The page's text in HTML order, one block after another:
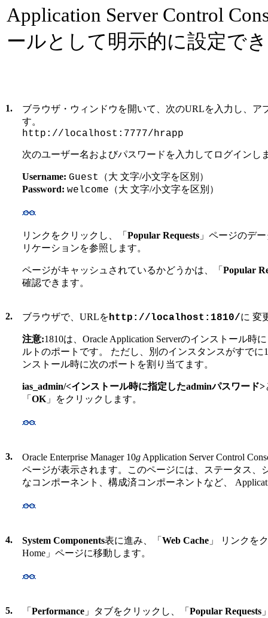
Application Server Control
ールとして明示的に設定で
1.
ブラウザ・ウィンドウを開いて、次のURLを入力し、ア
す。
http://localhost:7777/hrapp
次のユーザー名およびパスワードを入力してログインし
Username: Guest
（大 文字/小文字を区別）
Password: welcome （大 文字/小文字を区別）
リンクをクリックし、「 Popular Requests 」ページのデ
リケーションを参照します。
ページがキャッシュされているかどうかは、「 Popular
確認できます。
2. ブラウザで、URLをhttp://localhost:1810/に 変
注意:1810は、Oracle Application Serverのインストール時
ルトのポートです。 ただし、別のインスタンスがすで
ンストール時に次のポートを割り当てます。
ias_admin/<インストール時に指定したadminパスワード>
「 OK 」をクリックします。
3. Oracle Enterprise Manager 10g Application Server Control
ページが表示されます。このページには、ステータス、
なコンポーネント、構成済コンポーネントなど、
4. System Components表に進み、「 Web Cache 」 リンクを
Home」ページに移動します。
5. 「 Performance 」タブをクリックし、「 Popular Requests